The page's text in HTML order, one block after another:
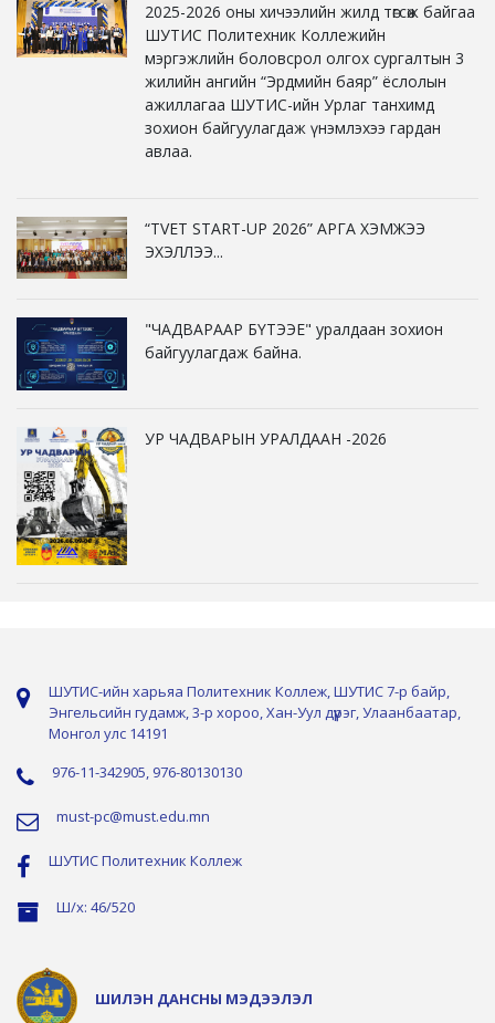
2025-2026 оны хичээлийн жилд төгсөж байгаа
ШУТИС Политехник Коллежийн
мэргэжлийн боловсрол олгох сургалтын 3
жилийн ангийн “Эрдмийн баяр” ёслолын
ажиллагаа ШУТИС-ийн Урлаг танхимд
зохион байгуулагдаж үнэмлэхээ гардан
авлаа.
“TVET START-UP 2026” АРГА ХЭМЖЭЭ
ЭХЭЛЛЭЭ...
"ЧАДВАРААР БҮТЭЭЕ" уралдаан зохион
байгуулагдаж байна.
УР ЧАДВАРЫН УРАЛДААН -2026
ШУТИС-ийн харьяа Политехник Коллеж, ШУТИС 7-р байр,
Энгельсийн гудамж, 3-р хороо, Хан-Уул дүүрэг, Улаанбаатар,
Монгол улс 14191
976-11-342905, 976-80130130
must-pc@must.edu.mn
ШУТИС Политехник Коллеж
Ш/х: 46/520
ШИЛЭН ДАНСНЫ МЭДЭЭЛЭЛ